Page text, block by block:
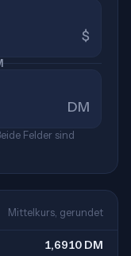
$
DM
Felder sind
Mittelkurs, gerundet
1,6910 DM